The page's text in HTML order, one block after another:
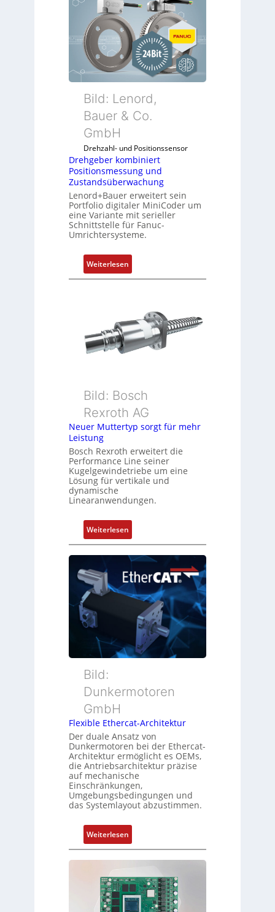
e
g
e
b
e
r
k
o
m
i
n
i
e
r
t
P
o
i
t
s
m
e
n
u
d
Z
u
t
a
n
d
s
ü
b
e
c
h
g
Bild: Lenord,
Bauer & Co.
GmbH
Drehzahl- und Positionssensor
Drehgeber kombiniert
Positionsmessung und
Zustandsüberwachung
Lenord+Bauer erweitert sein
Portfolio digitaler MiniCoder um
eine Variante mit serieller
Schnittstelle für Fanuc-
Umrichtersysteme.
Weiterlesen:
D
g
e
b
k
m
b
n
i
e
P
o
s
i
t
i
o
e
u
u
n
d
Z
u
s
t
d
b
e
r
Bild: Bosch
Rexroth AG
Neuer Muttertyp sorgt für mehr
Leistung
Bosch Rexroth erweitert die
Performance Line seiner
Kugelgewindetriebe um eine
Lösung für vertikale und
dynamische
Linearanwendungen.
Weiterlesen:
N
e
e
r
t
e
y
s
o
r
g
t
f
ü
m
e
h
L
e
i
Bild:
Dunkermotoren
GmbH
Flexible Ethercat-Architektur
Der duale Ansatz von
Dunkermotoren bei der Ethercat-
Architektur ermöglicht es OEMs,
die Antriebsarchitektur präzise
auf mechanische
Einschränkungen,
Umgebungsbedingungen und
das Systemlayout abzustimmen.
Weiterlesen:
F
l
x
i